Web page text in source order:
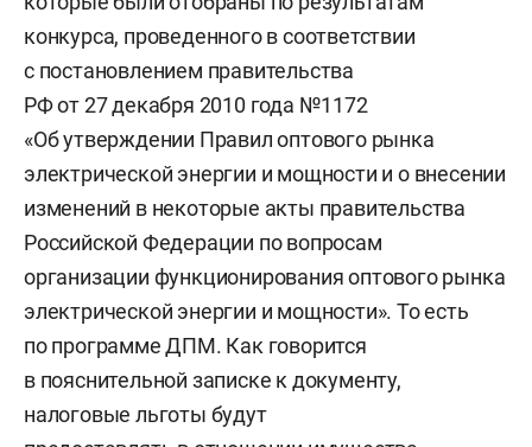
конкурса, проведенного в соответствии
с постановлением правительства
РФ от 27 декабря 2010 года №1172
«Об утверждении Правил оптового рынка
электрической энергии и мощности и о внесении
изменений в некоторые акты правительства
Российской Федерации по вопросам
организации функционирования оптового рынка
электрической энергии и мощности». То есть
по программе ДПМ. Как говорится
в пояснительной записке к документу,
налоговые льготы будут